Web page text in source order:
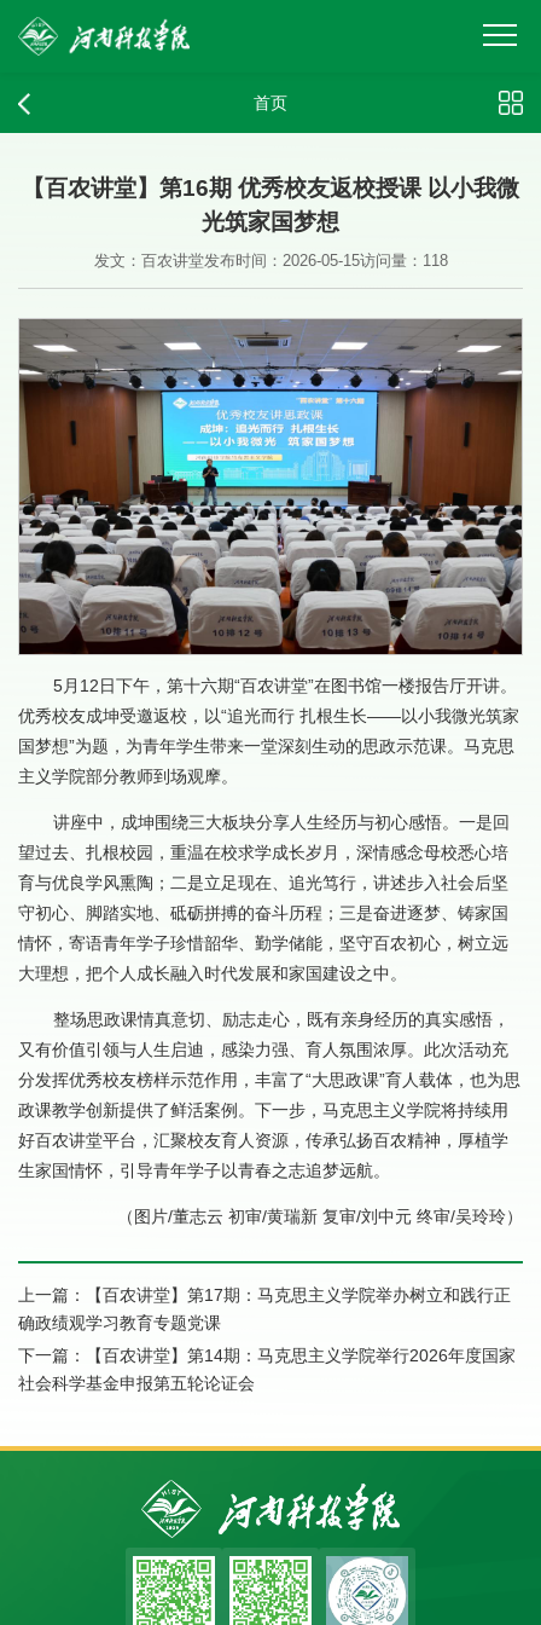
首页
【百农讲堂】第16期 优秀校友返校授课 以小我微
光筑家国梦想
发文：百农讲堂发布时间：2026-05-15访问量： 118
5月12日下午，第十六期“百农讲堂”在图书馆一楼报告厅开讲。
优秀校友成坤受邀返校，以“追光而行 扎根生长——以小我微光筑家
国梦想”为题，为青年学生带来一堂深刻生动的思政示范课。马克思
主义学院部分教师到场观摩。
讲座中，成坤围绕三大板块分享人生经历与初心感悟。一是回
望过去、扎根校园，重温在校求学成长岁月，深情感念母校悉心培
育与优良学风熏陶；二是立足现在、追光笃行，讲述步入社会后坚
守初心、脚踏实地、砥砺拼搏的奋斗历程；三是奋进逐梦、铸家国
情怀，寄语青年学子珍惜韶华、勤学储能，坚守百农初心，树立远
大理想，把个人成长融入时代发展和家国建设之中。
整场思政课情真意切、励志走心，既有亲身经历的真实感悟，
又有价值引领与人生启迪，感染力强、育人氛围浓厚。此次活动充
分发挥优秀校友榜样示范作用，丰富了“大思政课”育人载体，也为思
政课教学创新提供了鲜活案例。下一步，马克思主义学院将持续用
好百农讲堂平台，汇聚校友育人资源，传承弘扬百农精神，厚植学
生家国情怀，引导青年学子以青春之志追梦远航。
（图片/董志云 初审/黄瑞新 复审/刘中元 终审/吴玲玲）
上一篇：
【百农讲堂】第17期：马克思主义学院举办树立和践行正
确政绩观学习教育专题党课
下一篇：
【百农讲堂】第14期：马克思主义学院举行2026年度国家
社会科学基金申报第五轮论证会